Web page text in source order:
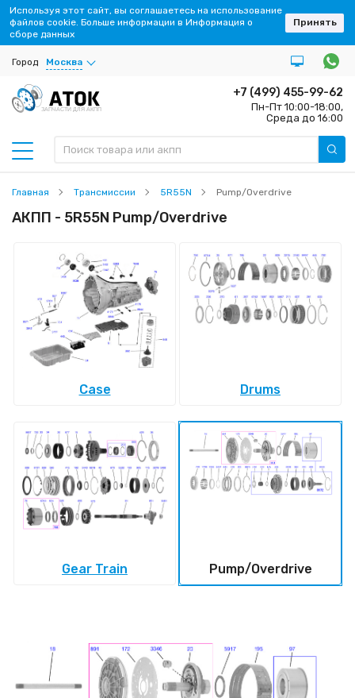
Город Москва
ЗАПЧАСТИ ДЛЯ АКПП
+7 (499) 455-99-62
Пн-Пт 10:00-18:00,
Среда до 16:00
Главная Трансмиссии 5R55N Pump/Overdrive
АКПП - 5R55N Pump/Overdrive
Case Drums
Gear Train Pump/Overdrive
Используя этот сайт, вы соглашаетесь на использование
файлов cookie. Больше информации в Информация о
сборе данных
Принять